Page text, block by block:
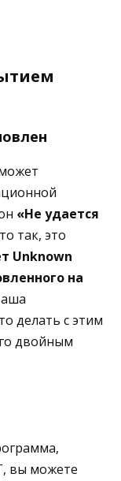
«Не удается
так, это
Unknown
на
делать с этим
двойным
вы можете